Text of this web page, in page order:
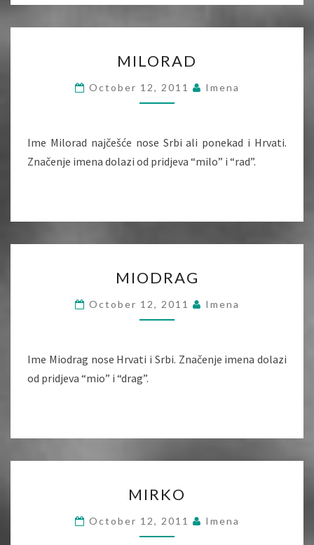
MILORAD
October 12, 2011 Imena
Ime Milorad najčešće nose Srbi ali ponekad i Hrvati.
Značenje imena dolazi od pridjeva “milo” i “rad”.
MIODRAG
October 12, 2011 Imena
Ime Miodrag nose Hrvati i Srbi. Značenje imena dolazi
od pridjeva “mio” i “drag”.
MIRKO
October 12, 2011 Imena